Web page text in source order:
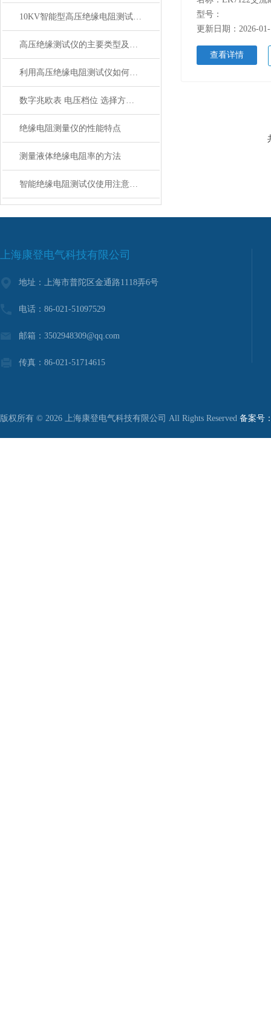
10KV智能型高压绝缘电阻测试仪特点技术规格
高压绝缘测试仪的主要类型及选型方法
利用高压绝缘电阻测试仪如何测试变压器绝缘电阻
数字兆欧表 电压档位 选择方法：
绝缘电阻测量仪的性能特点
测量液体绝缘电阻率的方法
智能绝缘电阻测试仪使用注意事项
型号：
更新日期：2026-
查看详情
上海康登电气科技有限公司
地址：上海市普陀区金通路1118弄6号
电话：86-021-51097529
邮箱：3502948309@qq.com
传真：86-021-51714615
版权所有 © 2026 上海康登电气科技有限公司 All Rights Reserved 备案号